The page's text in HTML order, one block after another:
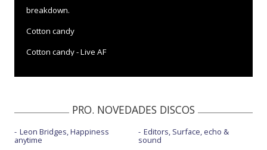
breakdown.
Cotton candy
Cotton candy - Live AF
Don't feel like feeling sad today
Don't feel like feeling sad today - BBC Radio 1 Live Lounge
PRO. NOVEDADES DISCOS
Leon Bridges, Happiness
anytime
Editors, Surface, echo &
sound